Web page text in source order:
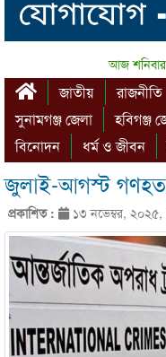
আজ
জাতীয় রাজনীতি
সুনামগঞ্জ জেলা
হবিগঞ্জ
বিনোদন
ধর্ম ও জীবন
জুলাই-আগস্ট
প্রকাশিত : ১৩ নভেম্বর, ২০২৫,